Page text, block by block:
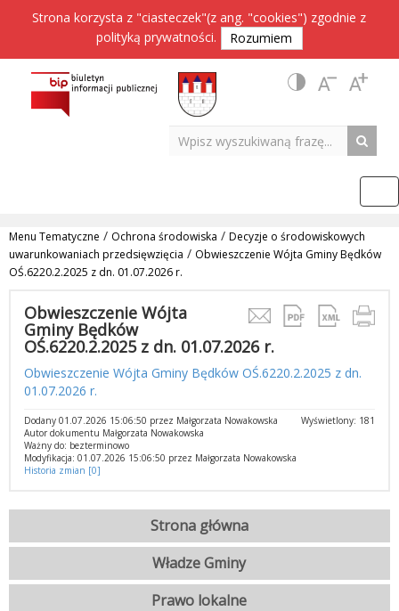
Strona korzysta z "ciasteczek"(z ang. "cookies") zgodnie z
polityką prywatności. Rozumiem
Menu Tematyczne / Ochrona środowiska / Decyzje o środowiskowych
uwarunkowaniach przedsięwzięcia / Obwieszczenie Wójta Gminy Będków
OŚ.6220.2.2025 z dn. 01.07.2026 r.
Obwieszczenie Wójta
Gminy Będków
OŚ.6220.2.2025 z dn. 01.07.2026 r.
Obwieszczenie Wójta Gminy Będków OŚ.6220.2.2025 z dn.
01.07.2026 r.
Wyświetlony: 181
Dodany 01.07.2026 15:06:50 przez Małgorzata Nowakowska
Autor dokumentu Małgorzata Nowakowska
Ważny do: bezterminowo
Modyfikacja: 01.07.2026 15:06:50 przez Małgorzata Nowakowska
Historia zmian [0]
Strona główna
Władze Gminy
Prawo lokalne